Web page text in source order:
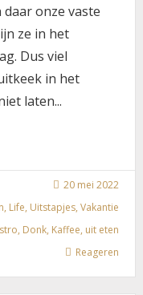
daar onze vaste
ze in het
Dus viel
in het
laten...
20 mei 2022
, Life, Uitstapjes,Vakantie
, Donk, Kaffee, uit eten
Reageren